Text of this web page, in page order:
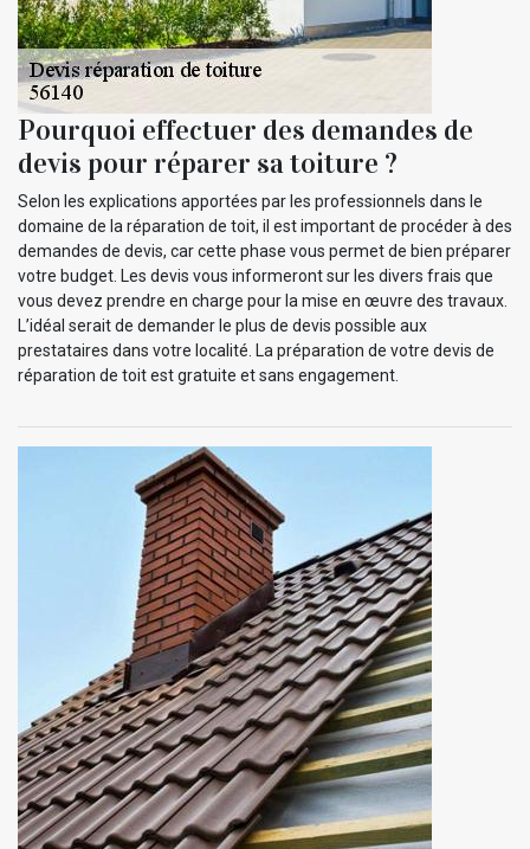
Pourquoi effectuer des demandes de
devis pour réparer sa toiture ?
Selon les explications apportées par les professionnels dans le
domaine de la réparation de toit, il est important de procéder à des
demandes de devis, car cette phase vous permet de bien préparer
votre budget. Les devis vous informeront sur les divers frais que
vous devez prendre en charge pour la mise en œuvre des travaux.
L’idéal serait de demander le plus de devis possible aux
prestataires dans votre localité. La préparation de votre devis de
réparation de toit est gratuite et sans engagement.